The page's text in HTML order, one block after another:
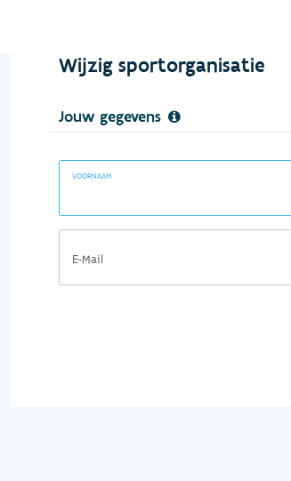
Wijzig sportorganisatie
Jouw gegevens
VOORNAAM
E-Mail